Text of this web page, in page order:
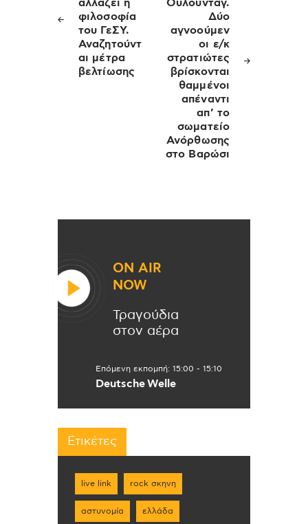
αλλάζει η
φιλοσοφία
του ΓεΣΥ.
Αναζητούντ
αι μέτρα
βελτίωσης
Ουλουντάγ.
Δύο
αγνοούμεν
οι ε/κ
στρατιώτες
βρίσκονται
θαμμένοι
απέναντι
απ’ το
σωματείο
Ανόρθωσης
στο Βαρώσι
ON AIR
NOW
Τραγούδια
στον αέρα
Επόμενη εκπομπή: 15:00 - 15:10
Deutsche Welle
Ετικέτες
live link rock σκηνη
αστυνομία ελλάδα